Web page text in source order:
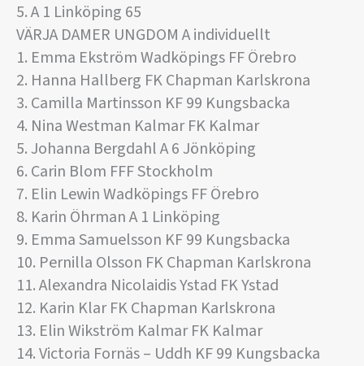
5. A 1 Linköping 65
VÄRJA DAMER UNGDOM A individuellt
1. Emma Ekström Wadköpings FF Örebro
2. Hanna Hallberg FK Chapman Karlskrona
3. Camilla Martinsson KF 99 Kungsbacka
4. Nina Westman Kalmar FK Kalmar
5. Johanna Bergdahl A 6 Jönköping
6. Carin Blom FFF Stockholm
7. Elin Lewin Wadköpings FF Örebro
8. Karin Öhrman A 1 Linköping
9. Emma Samuelsson KF 99 Kungsbacka
10. Pernilla Olsson FK Chapman Karlskrona
11. Alexandra Nicolaidis Ystad FK Ystad
12. Karin Klar FK Chapman Karlskrona
13. Elin Wikström Kalmar FK Kalmar
14. Victoria Fornäs – Uddh KF 99 Kungsbacka